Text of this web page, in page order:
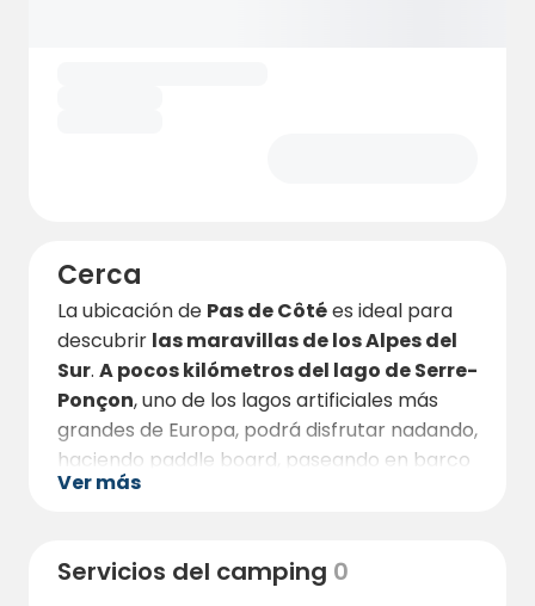
Cerca
La ubicación de Pas de Côtées ideal para
descubrir las maravillas de los Alpes del
Sur. A pocos kilómetros del lago de Serre-
Ponçon, uno de los lagos artificiales más
grandes de Europa, podrá disfrutar nadando,
haciendo paddle board, paseando en barco
o tumbándose en la playa.
senderismo, los senderos señalizados de los
alrededores le llevarán a través de bosques
Ver más
Servicios del camping 0